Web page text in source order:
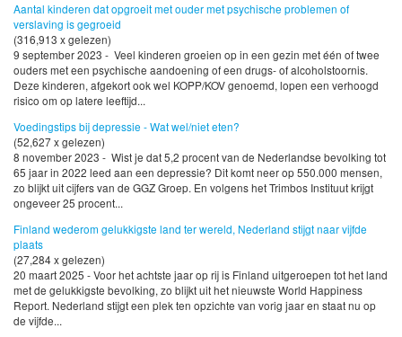
Aantal kinderen dat opgroeit met ouder met psychische problemen of
verslaving is gegroeid
(316,913 x gelezen)
9 september 2023 - Veel kinderen groeien op in een gezin met één of twee
ouders met een psychische aandoening of een drugs- of alcoholstoornis.
Deze kinderen, afgekort ook wel KOPP/KOV genoemd, lopen een verhoogd
risico om op latere leeftijd...
Voedingstips bij depressie - Wat wel/niet eten?
(52,627 x gelezen)
8 november 2023 - Wist je dat 5,2 procent van de Nederlandse bevolking tot
65 jaar in 2022 leed aan een depressie? Dit komt neer op 550.000 mensen,
zo blijkt uit cijfers van de GGZ Groep. En volgens het Trimbos Instituut krijgt
ongeveer 25 procent...
Finland wederom gelukkigste land ter wereld, Nederland stijgt naar vijfde
plaats
(27,284 x gelezen)
20 maart 2025 - Voor het achtste jaar op rij is Finland uitgeroepen tot het land
met de gelukkigste bevolking, zo blijkt uit het nieuwste World Happiness
Report. Nederland stijgt een plek ten opzichte van vorig jaar en staat nu op
de vijfde...